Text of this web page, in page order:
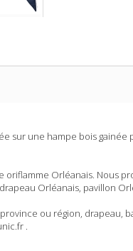
sur une hampe bois
oriflamme Orléanais. Nous
Orléanais, pavillon
ou région, drapeau,
.